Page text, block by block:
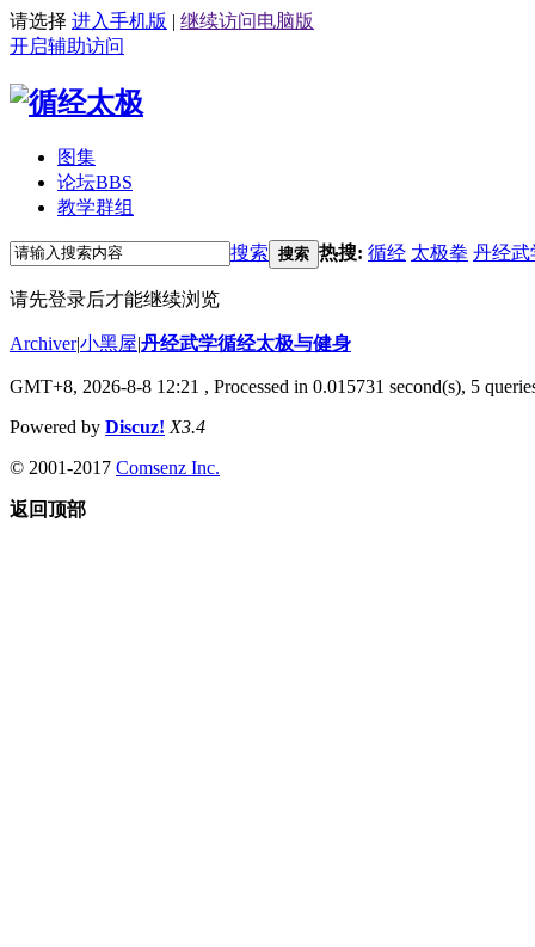
请选择 进入手机版 | 继续访问电脑版
开启辅助访问
图集
论坛BBS
教学群组
搜索 搜索 热搜: 循经 太极拳 丹经武
请先登录后才能继续浏览
Archiver|小黑屋|丹经武学循经太极与健身
GMT+8, 2026-8-8 12:21 , Processed in 0.015731 second(s), 5
Powered by Discuz! X3.4
© 2001-2017 Comsenz Inc.
返回顶部